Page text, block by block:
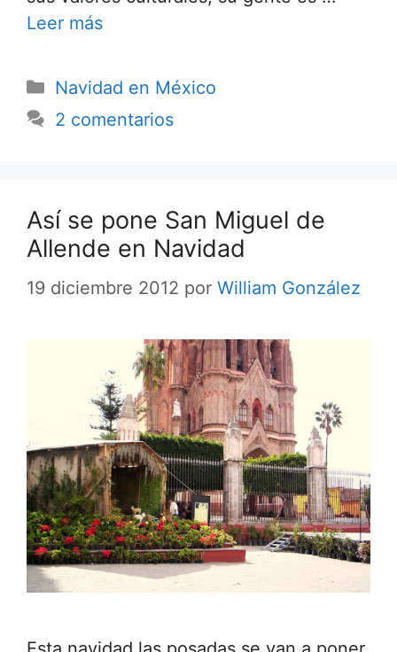
Leer más
Categorías
Navidad en México
2 comentarios
Así se pone San Miguel de
Allende en Navidad
19 diciembre 2012 por William González